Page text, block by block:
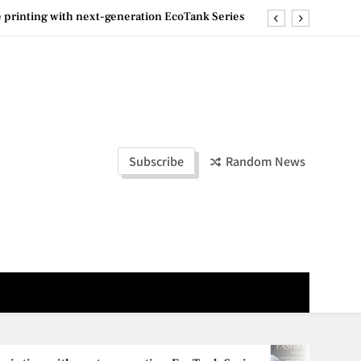
Week Malaysia 2026– Press Conference
Week Malaysia 2026– Press Conference
马来西亚妈妈提供分享剖腹产复原历程的空间
Subscribe Random News